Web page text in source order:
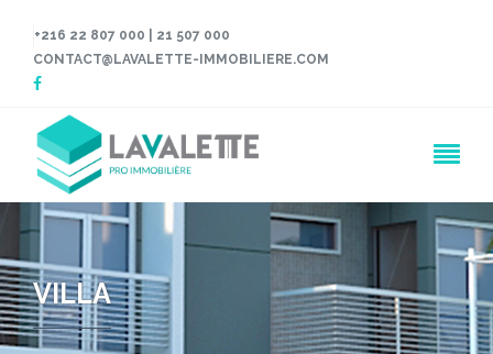
+216 22 807 000 | 21 507 000
CONTACT@LAVALETTE-IMMOBILIERE.COM
VILLA